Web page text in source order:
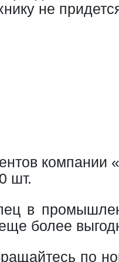
не
компании
шт.
в
более
по